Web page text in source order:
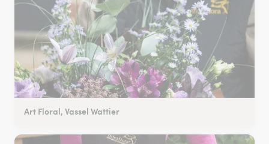
Art Floral, Vassel Wattier